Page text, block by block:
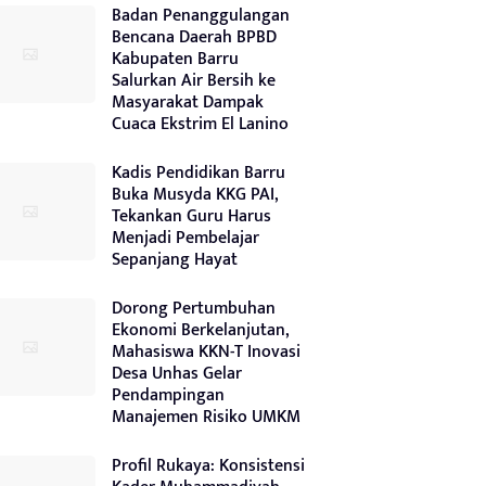
Badan Penanggulangan
Bencana Daerah BPBD
Kabupaten Barru
Salurkan Air Bersih ke
Masyarakat Dampak
Cuaca Ekstrim El Lanino
Kadis Pendidikan Barru
Buka Musyda KKG PAI,
Tekankan Guru Harus
Menjadi Pembelajar
Sepanjang Hayat
Dorong Pertumbuhan
Ekonomi Berkelanjutan,
Mahasiswa KKN-T Inovasi
Desa Unhas Gelar
Pendampingan
Manajemen Risiko UMKM
Profil Rukaya: Konsistensi